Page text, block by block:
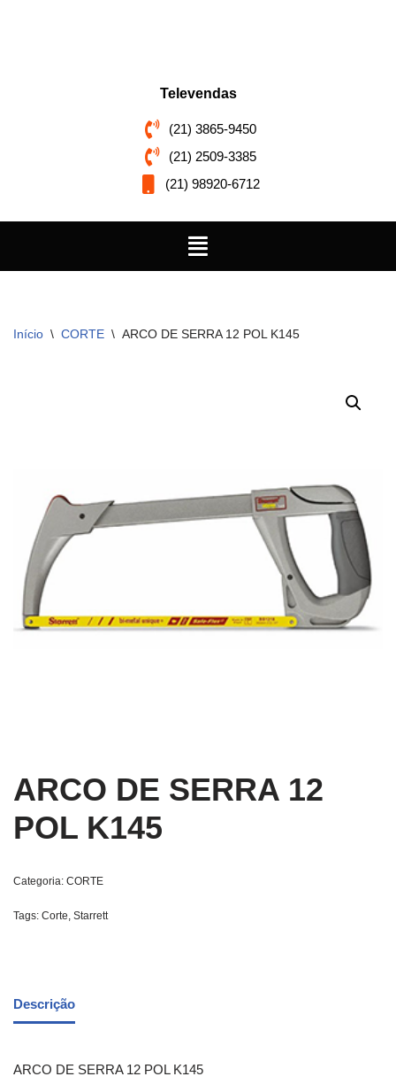
Televendas
(21) 3865-9450
(21) 2509-3385
(21) 98920-6712
Início \ CORTE \ ARCO DE SERRA 12 POL K145
ARCO DE SERRA 12
POL K145
Categoria: CORTE
Tags: Corte, Starrett
Descrição
ARCO DE SERRA 12 POL K145